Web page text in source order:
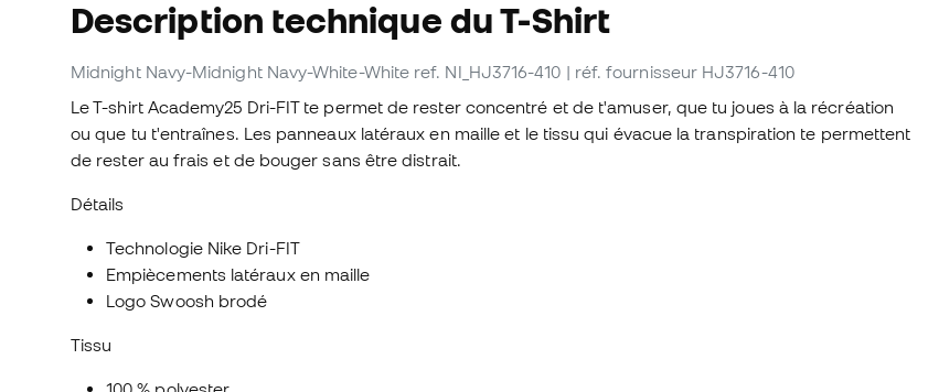
Description technique du T-Shirt
Midnight Navy-Midnight Navy-White-White ref. NI_HJ3716-410 | réf. fournisseur HJ3716-410
Le T-shirt Academy25 Dri-FIT te permet de rester concentré et de t'amuser, que tu joues à la récréation
ou que tu t'entraînes. Les panneaux latéraux en maille et le tissu qui évacue la transpiration te permettent
de rester au frais et de bouger sans être distrait.
Détails
Technologie Nike Dri-FIT
Empiècements latéraux en maille
Logo Swoosh brodé
Tissu